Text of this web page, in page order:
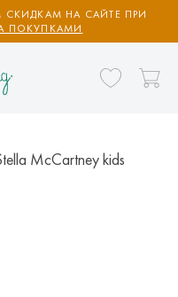
НА САЙТЕ ПРИ
ПОКУПКАМИ